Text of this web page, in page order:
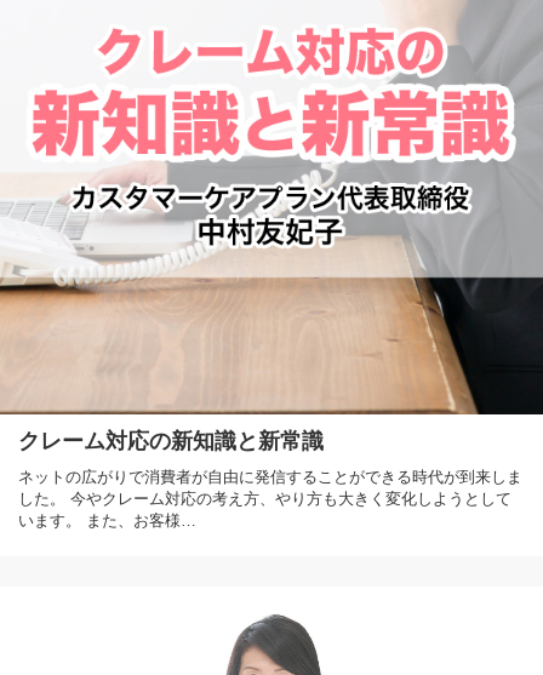
クレーム対応の新知識と新常識
ネットの広がりで消費者が自由に発信することができる時代が到来しま
した。 今やクレーム対応の考え方、やり方も大きく変化しようとして
います。 また、お客様…